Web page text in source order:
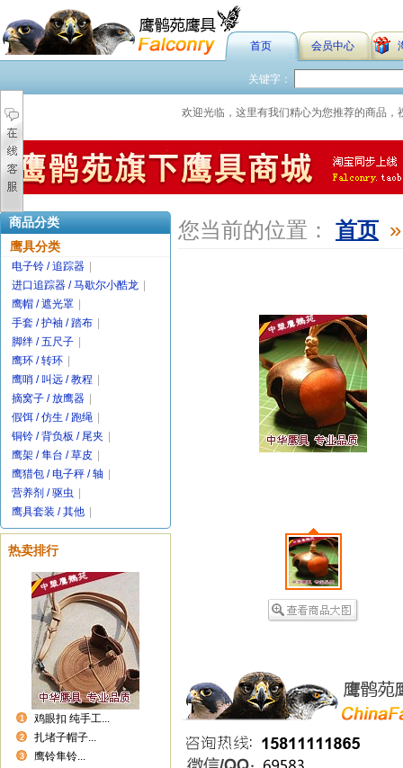
首页 会员中心
关键字：
欢迎光临，这里有我们精心为您推荐的商品，
商品分类
鹰具分类
电子铃 / 追踪器
进口追踪器 / 马歇尔小酷龙
鹰帽 / 遮光罩
手套 / 护袖 / 踏布
脚绊 / 五尺子
鹰环 / 转环
鹰哨 / 叫远 / 教程
摘窝子 / 放鹰器
假饵 / 仿生 / 跑绳
铜铃 / 背负板 / 尾夹
鹰架 / 隼台 / 草皮
鹰猎包 / 电子秤 / 轴
营养剂 / 驱虫
鹰具套装 / 其他
热卖排行
1 鸡眼扣 纯手工...
2 扎堵子帽子...
3 鹰铃隼铃...
您当前的位置： 首页 »